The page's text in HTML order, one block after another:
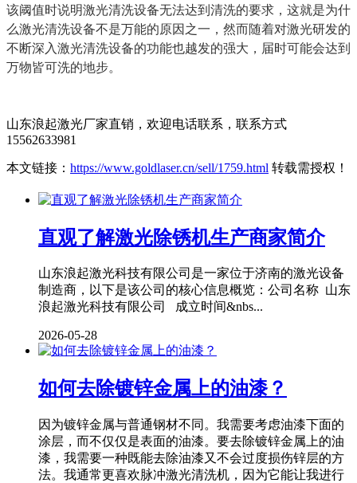
该阈值时说明激光清洗设备无法达到清洗的要求，这就是为什
么激光清洗设备不是万能的原因之一，然而随着对激光研发的
不断深入激光清洗设备的功能也越发的强大，届时可能会达到
万物皆可洗的地步。
山东浪起激光厂家直销，欢迎电话联系，联系方式
15562633981
本文链接： https://www.goldlaser.cn/sell/1759.html 转载需授权！
直观了解激光除锈机生产商家简介
山东浪起激光科技有限公司是一家位于济南的激光设备
制造商，以下是该公司的核心信息概览：公司名称 山东
浪起激光科技有限公司 成立时间&nbs...
2026-05-28
如何去除镀锌金属上的油漆？
因为镀锌金属与普通钢材不同。我需要考虑油漆下面的
涂层，而不仅仅是表面的油漆。要去除镀锌金属上的油
漆，我需要一种既能去除油漆又不会过度损伤锌层的方
法。我通常更喜欢脉冲激光清洗机，因为它能让我进行